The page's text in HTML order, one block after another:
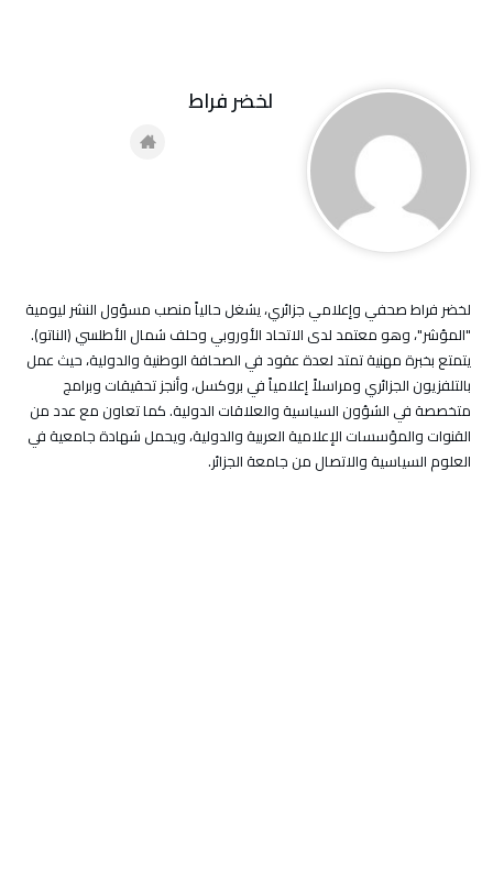
لخضر فراط
لخضر فراط صحفي وإعلامي جزائري، يشغل حالياً منصب مسؤول النشر ليومية
"المؤشر"، وهو معتمد لدى الاتحاد الأوروبي وحلف شمال الأطلسي (الناتو).
يتمتع بخبرة مهنية تمتد لعدة عقود في الصحافة الوطنية والدولية، حيث عمل
بالتلفزيون الجزائري ومراسلاً إعلامياً في بروكسل، وأنجز تحقيقات وبرامج
متخصصة في الشؤون السياسية والعلاقات الدولية. كما تعاون مع عدد من
القنوات والمؤسسات الإعلامية العربية والدولية، ويحمل شهادة جامعية في
العلوم السياسية والاتصال من جامعة الجزائر.